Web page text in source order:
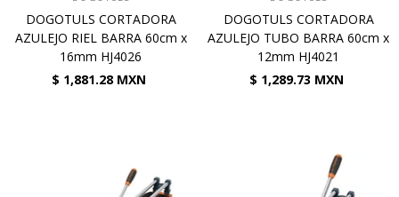
DOGOTULS CORTADORA
AZULEJO RIEL BARRA 60cm x
16mm HJ4026
$ 1,881.28 MXN
DOGOTULS CORTADORA
AZULEJO TUBO BARRA 60cm x
12mm HJ4021
$ 1,289.73 MXN